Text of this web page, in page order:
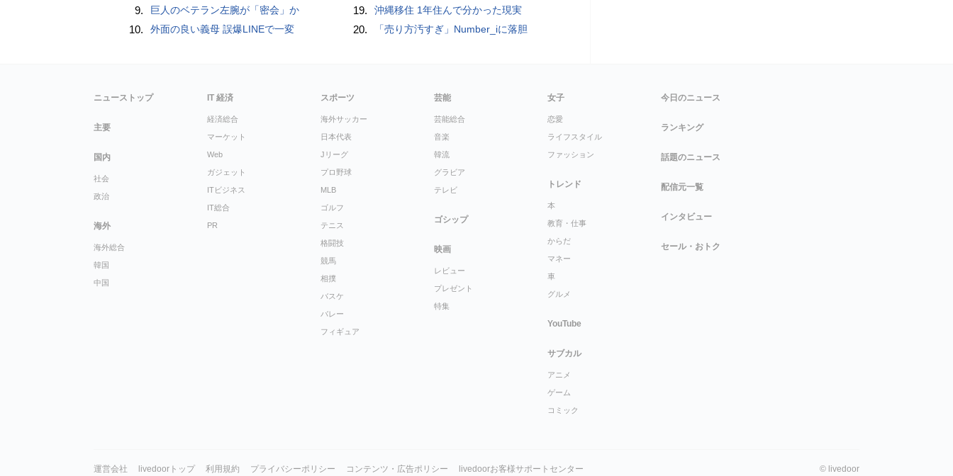
9. 巨人のベテラン左腕が「密会」か
10. 外面の良い義母 誤爆LINEで一変
19. 沖縄移住 1年住んで分かった現実
20. 「売り方汚すぎ」Number_iに落胆
ニューストップ
主要
国内
社会
政治
海外
海外総合
韓国
中国
IT 経済
経済総合
マーケット
Web
ガジェット
ITビジネス
IT総合
PR
スポーツ
海外サッカー
日本代表
Jリーグ
プロ野球
MLB
ゴルフ
テニス
格闘技
競馬
相撲
バスケ
バレー
フィギュア
芸能
芸能総合
音楽
韓流
グラビア
テレビ
ゴシップ
映画
レビュー
プレゼント
特集
女子
恋愛
ライフスタイル
ファッション
トレンド
本
教育・仕事
からだ
マネー
車
グルメ
YouTube
サブカル
アニメ
ゲーム
コミック
今日のニュース
ランキング
話題のニュース
配信元一覧
インタビュー
セール・おトク
運営会社 livedoorトップ 利用規約 プライバシーポリシー コンテンツ・広告ポリシー livedoorお客様サポートセンター © livedoor